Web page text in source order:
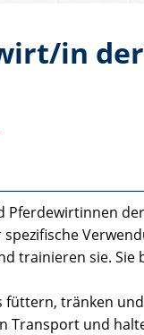
in
Pferdewirtinnen
trainieren sie.
tränken
Transport und